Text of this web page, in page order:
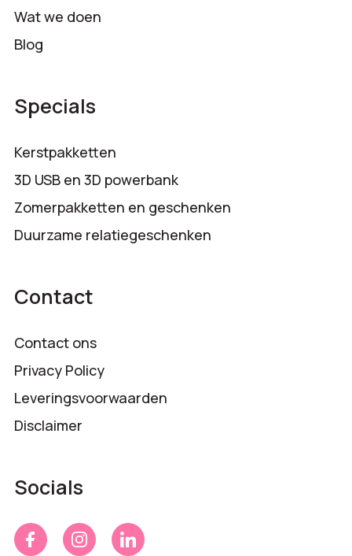
Wat we doen
Blog
Specials
Kerstpakketten
3D USB en 3D powerbank
Zomerpakketten en geschenken
Duurzame relatiegeschenken
Contact
Contact ons
Privacy Policy
Leveringsvoorwaarden
Disclaimer
Socials